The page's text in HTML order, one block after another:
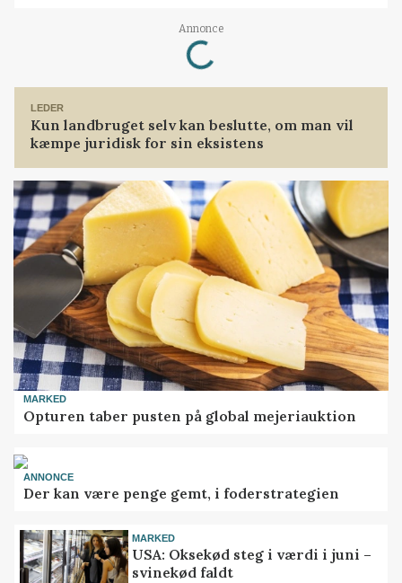
Annonce
Loading...
LEDER
Kun landbruget selv kan beslutte, om man vil
kæmpe juridisk for sin eksistens
MARKED
Opturen taber pusten på global mejeriauktion
ANNONCE
Der kan være penge gemt, i foderstrategien
MARKED
USA: Oksekød steg i værdi i juni –
svinekød faldt